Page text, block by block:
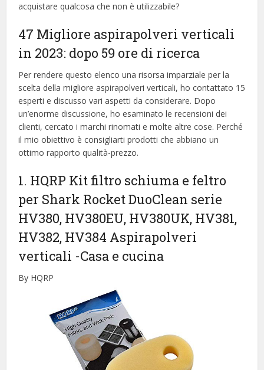
acquistare qualcosa che non è utilizzabile?
47 Migliore aspirapolveri verticali
in 2023: dopo 59 ore di ricerca
Per rendere questo elenco una risorsa imparziale per la
scelta della migliore aspirapolveri verticali, ​​ho contattato 15
esperti e discusso vari aspetti da considerare. Dopo
un’enorme discussione, ho esaminato le recensioni dei
clienti, cercato i marchi rinomati e molte altre cose. Perché
il mio obiettivo è consigliarti prodotti che abbiano un
ottimo rapporto qualità-prezzo.
1. HQRP Kit filtro schiuma e feltro
per Shark Rocket DuoClean serie
HV380, HV380EU, HV380UK, HV381,
HV382, HV384 Aspirapolveri
verticali -Casa e cucina
By HQRP